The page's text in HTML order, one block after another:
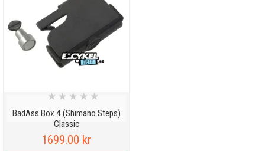
BadAss Box 4 (Shimano Steps)
Classic
★ ★ ★ ★ ★
1699.00 kr